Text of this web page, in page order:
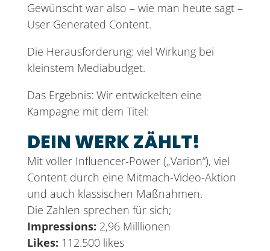
Gewünscht war also – wie man heute sagt –
User Generated Content.
Die Herausforderung: viel Wirkung bei
kleinstem Mediabudget.
Das Ergebnis: Wir entwickelten eine
Kampagne mit dem Titel:
DEIN WERK ZÄHLT!
Mit voller Influencer-Power („Varion“), viel
Content durch eine Mitmach-Video-Aktion
und auch klassischen Maßnahmen.
Die Zahlen sprechen für sich;
Impressions: 2,96 Milllionen
Likes: 112.500 likes